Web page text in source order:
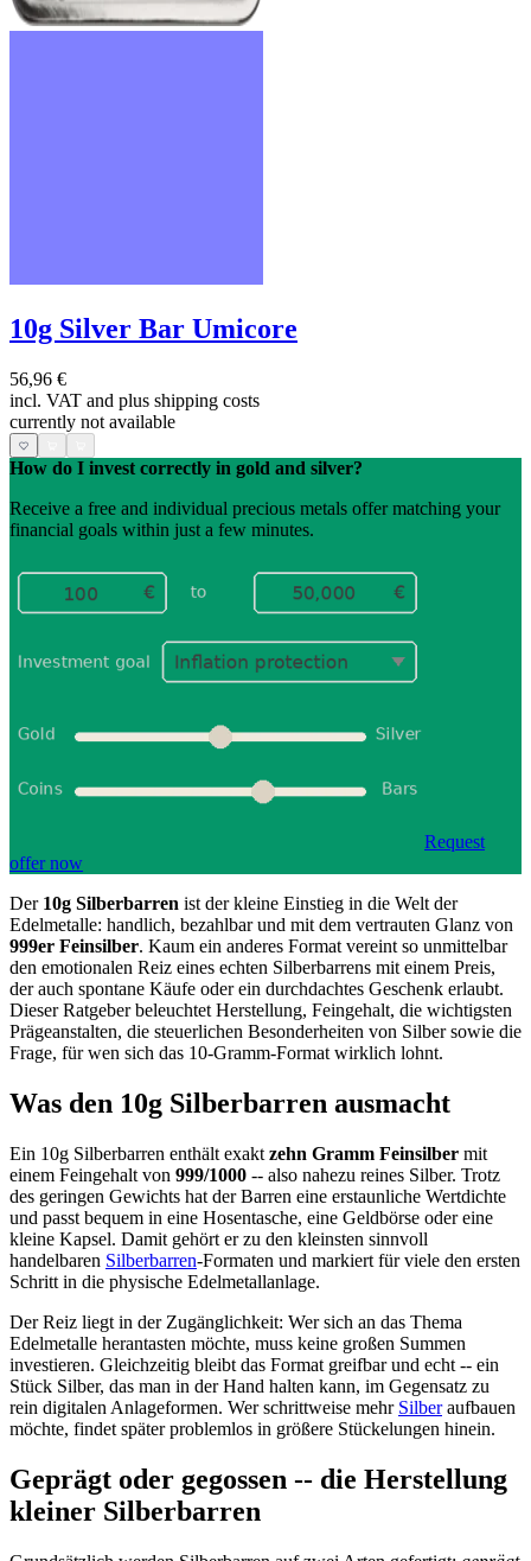
10g Silver Bar Umicore
56,96 €
incl. VAT and plus shipping costs
currently not available
How do I invest correctly in gold and silver?
Receive a free and individual precious metals offer matching your
financial goals within just a few minutes.
Request
offer now
Der 10g Silberbarren ist der kleine Einstieg in die Welt der
Edelmetalle: handlich, bezahlbar und mit dem vertrauten Glanz von
999er Feinsilber. Kaum ein anderes Format vereint so unmittelbar
den emotionalen Reiz eines echten Silberbarrens mit einem Preis,
der auch spontane Käufe oder ein durchdachtes Geschenk erlaubt.
Dieser Ratgeber beleuchtet Herstellung, Feingehalt, die wichtigsten
Prägeanstalten, die steuerlichen Besonderheiten von Silber sowie die
Frage, für wen sich das 10-Gramm-Format wirklich lohnt.
Was den 10g Silberbarren ausmacht
Ein 10g Silberbarren enthält exakt zehn Gramm Feinsilber mit
einem Feingehalt von 999/1000 -- also nahezu reines Silber. Trotz
des geringen Gewichts hat der Barren eine erstaunliche Wertdichte
und passt bequem in eine Hosentasche, eine Geldbörse oder eine
kleine Kapsel. Damit gehört er zu den kleinsten sinnvoll
handelbaren Silberbarren-Formaten und markiert für viele den ersten
Schritt in die physische Edelmetallanlage.
Der Reiz liegt in der Zugänglichkeit: Wer sich an das Thema
Edelmetalle herantasten möchte, muss keine großen Summen
investieren. Gleichzeitig bleibt das Format greifbar und echt -- ein
Stück Silber, das man in der Hand halten kann, im Gegensatz zu
rein digitalen Anlageformen. Wer schrittweise mehr Silberaufbauen
möchte, findet später problemlos in größere Stückelungen hinein.
Geprägt oder gegossen -- die Herstellung
kleiner Silberbarren